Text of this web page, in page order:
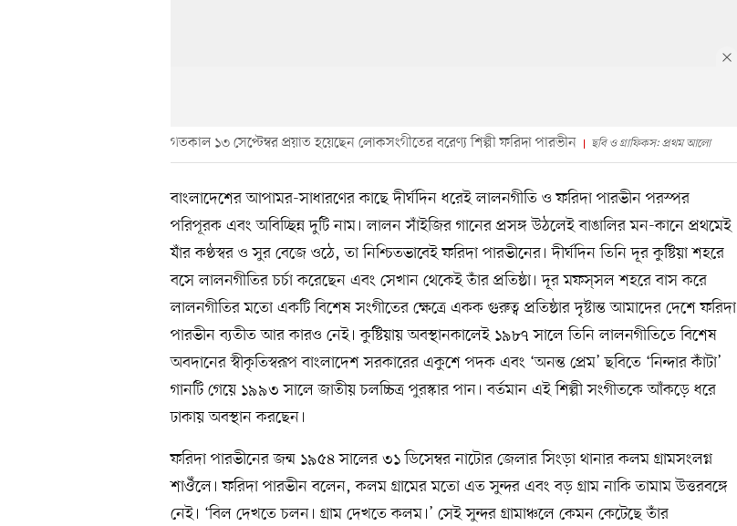
গতকাল ১৩ সেপ্টেম্বর প্রয়াত হয়েছেন লোকসংগীতের বরেণ্য শিল্পী ফরিদা পারভীন ছবি ও গ্রাফিকস: প্রথম আলো
বাংলাদেশের আপামর-সাধারণের কাছে দীর্ঘদিন ধরেই লালনগীতি ও ফরিদা পারভীন পরস্পর
পরিপূরক এবং অবিচ্ছিন্ন দুটি নাম। লালন সাঁইজির গানের প্রসঙ্গ উঠলেই বাঙালির মন-কানে প্রথমেই
যাঁর কণ্ঠস্বর ও সুর বেজে ওঠে, তা নিশ্চিতভাবেই ফরিদা পারভীনের। দীর্ঘদিন তিনি দূর কুষ্টিয়া শহরে
বসে লালনগীতির চর্চা করেছেন এবং সেখান থেকেই তাঁর প্রতিষ্ঠা। দূর মফস্‌সল শহরে বাস করে
লালনগীতির মতো একটি বিশেষ সংগীতের ক্ষেত্রে একক গুরুত্ব প্রতিষ্ঠার দৃষ্টান্ত আমাদের দেশে ফরিদা
পারভীন ব্যতীত আর কারও নেই। কুষ্টিয়ায় অবস্থানকালেই ১৯৮৭ সালে তিনি লালনগীতিতে বিশেষ
অবদানের স্বীকৃতিস্বরূপ বাংলাদেশ সরকারের একুশে পদক এবং ‘অনন্ত প্রেম’ ছবিতে ‘নিন্দার কাঁটা’
গানটি গেয়ে ১৯৯৩ সালে জাতীয় চলচ্চিত্র পুরস্কার পান। বর্তমান এই শিল্পী সংগীতকে আঁকড়ে ধরে
ঢাকায় অবস্থান করছেন।
ফরিদা পারভীনের জন্ম ১৯৫৪ সালের ৩১ ডিসেম্বর নাটোর জেলার সিংড়া থানার কলম গ্রামসংলগ্ন
শাঔঁলে। ফরিদা পারভীন বলেন, কলম গ্রামের মতো এত সুন্দর এবং বড় গ্রাম নাকি তামাম উত্তরবঙ্গে
নেই। ‘বিল দেখতে চলন। গ্রাম দেখতে কলম।’ সেই সুন্দর গ্রামাঞ্চলে কেমন কেটেছে তাঁর